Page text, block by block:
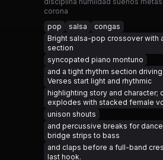
corona
pop
salsa
congas
Bright salsa-pop crossover with
section
syncopated piano montuno
and a tight rhythm section
Verses start light and rhythmic
highlighting story and character;
explodes with stacked female
unison shouts
and percussive breaks for
bridge strips to bass
and claps before a full-band
last hook.